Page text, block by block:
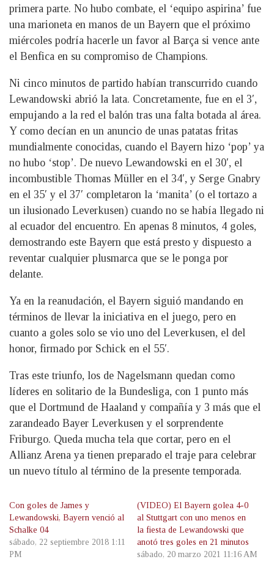
primera parte. No hubo combate, el ‘equipo aspirina’ fue
una marioneta en manos de un Bayern que el próximo
miércoles podría hacerle un favor al Barça si vence ante
el Benfica en su compromiso de Champions.
Ni cinco minutos de partido habían transcurrido cuando
Lewandowski abrió la lata. Concretamente, fue en el 3′,
empujando a la red el balón tras una falta botada al área.
Y como decían en un anuncio de unas patatas fritas
mundialmente conocidas, cuando el Bayern hizo ‘pop’ ya
no hubo ‘stop’. De nuevo Lewandowski en el 30′, el
incombustible Thomas Müller en el 34′, y Serge Gnabry
en el 35′ y el 37′ completaron la ‘manita’ (o el tortazo a
un ilusionado Leverkusen) cuando no se había llegado ni
al ecuador del encuentro. En apenas 8 minutos, 4 goles,
demostrando este Bayern que está presto y dispuesto a
reventar cualquier plusmarca que se le ponga por
delante.
Ya en la reanudación, el Bayern siguió mandando en
términos de llevar la iniciativa en el juego, pero en
cuanto a goles solo se vio uno del Leverkusen, el del
honor, firmado por Schick en el 55′.
Tras este triunfo, los de Nagelsmann quedan como
líderes en solitario de la Bundesliga, con 1 punto más
que el Dortmund de Haaland y compañía y 3 más que el
zarandeado Bayer Leverkusen y el sorprendente
Friburgo. Queda mucha tela que cortar, pero en el
Allianz Arena ya tienen preparado el traje para celebrar
un nuevo título al término de la presente temporada.
Con goles de James y
Lewandowski, Bayern venció al
Schalke 04
sábado, 22 septiembre 2018 1:11
PM
(VIDEO) El Bayern golea 4-0
al Stuttgart con uno menos en
la fiesta de Lewandowski que
anotó tres goles en 21 minutos
sábado, 20 marzo 2021 11:16 AM